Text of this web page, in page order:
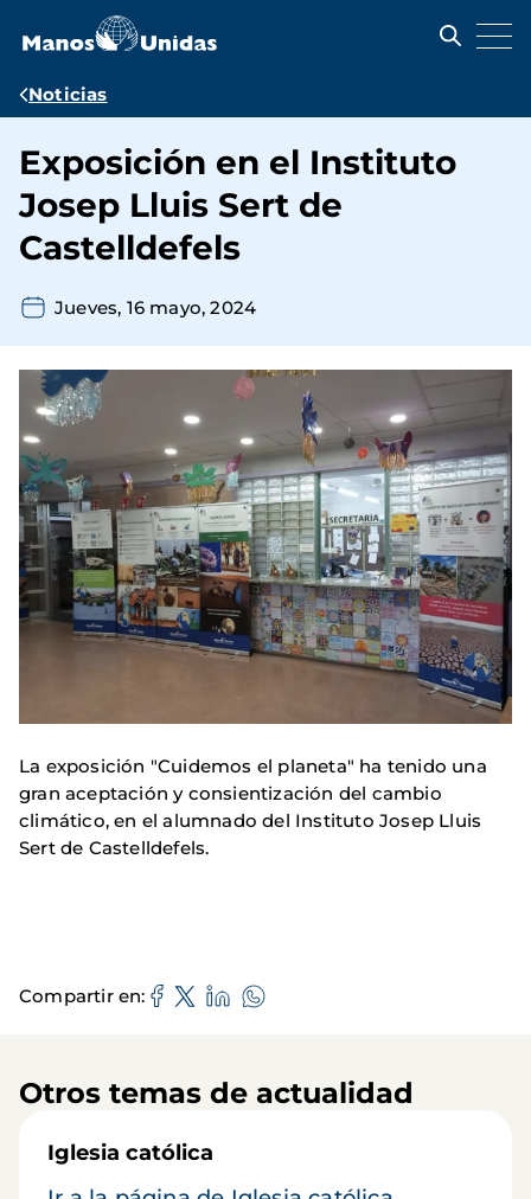
contenido
Ruta
navegación
Noticias
Exposición en el Instituto
Josep Lluis Sert de
Castelldefels
Jueves, 16 mayo, 2024
La exposición "Cuidemos el planeta" ha tenido una
gran aceptación y consientización del cambio
climático, en el alumnado del Instituto Josep Lluis
Sert de Castelldefels.
Compartir en
Otros temas de actualidad
Iglesia católica